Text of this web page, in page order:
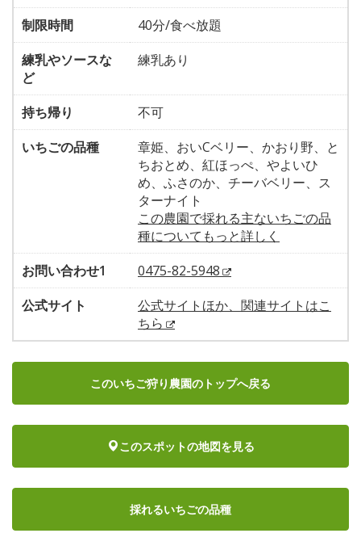
制限時間
40分/食べ放題
練乳やソースな
ど
練乳あり
持ち帰り
不可
いちごの品種
章姫、おいCベリー、かおり野、と
ちおとめ、紅ほっぺ、やよいひ
め、ふさのか、チーバベリー、ス
ターナイト
この農園で採れる主ないちごの品
種についてもっと詳しく
お問い合わせ1
0475-82-5948
公式サイト
公式サイトほか、関連サイトはこ
ちら
このいちご狩り農園のトップへ戻る
このスポットの地図を見る
採れるいちごの品種